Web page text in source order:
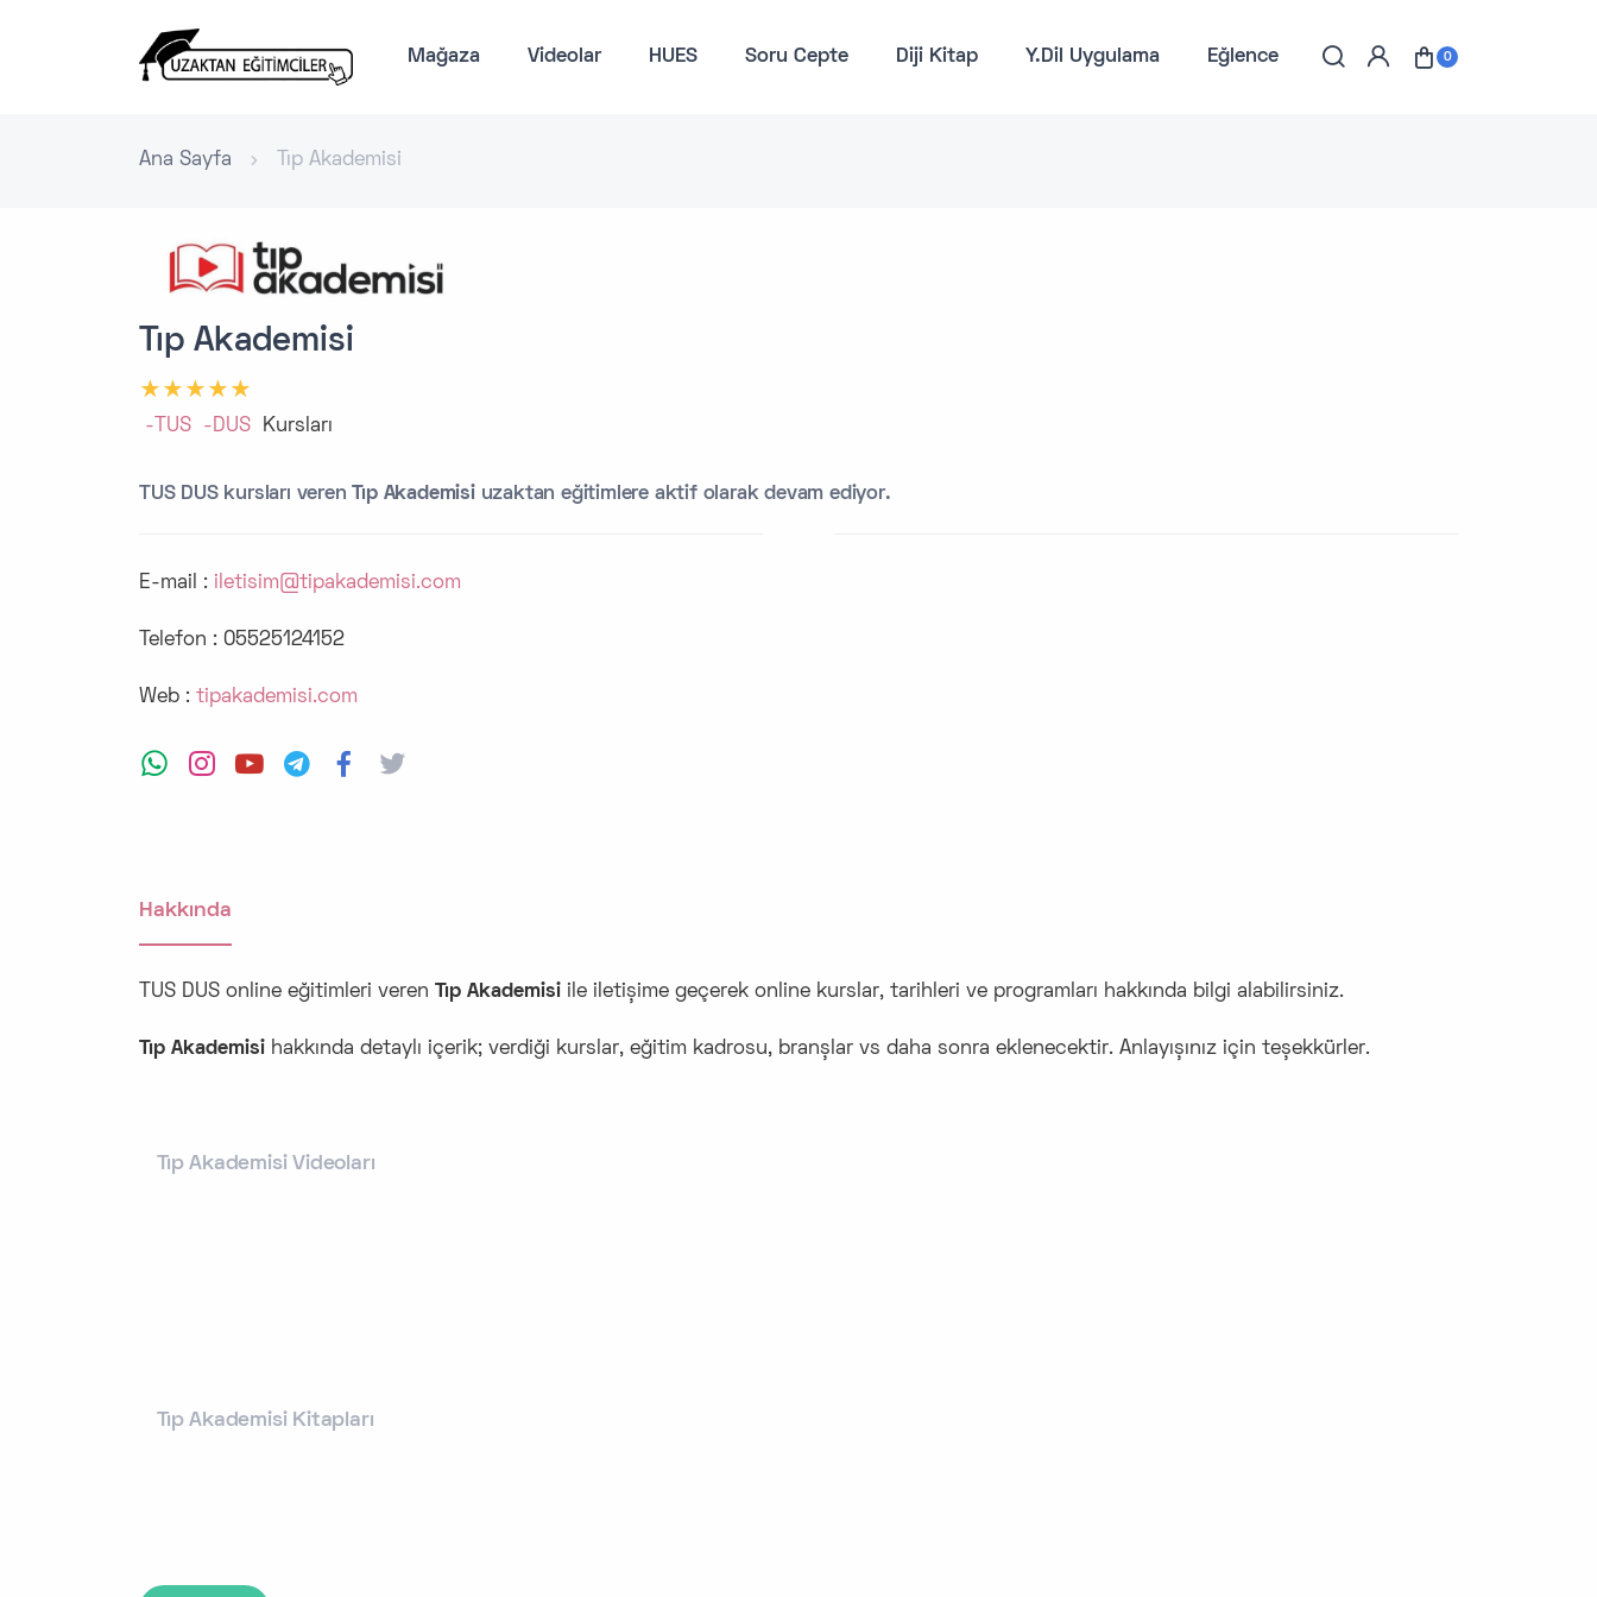
Mağaza Videolar HUES Soru Cepte Diji Kitap Y.Dil Uygulama Eğlence 0
Ana Sayfa Tıp Akademisi
Tıp Akademisi
-TUS -DUS Kursları
TUS DUS kursları veren Tıp Akademisi uzaktan eğitimlere aktif olarak devam ediyor.
E-mail : iletisim@tipakademisi.com
Telefon : 05525124152
Web : tipakademisi.com
Hakkında
TUS DUS online eğitimleri veren Tıp Akademisi ile iletişime geçerek online kurslar, tarihleri ve programları hakkında bilgi alabilirsiniz.
Tıp Akademisi hakkında detaylı içerik; verdiği kurslar, eğitim kadrosu, branşlar vs daha sonra eklenecektir. Anlayışınız için teşekkürler.
Tıp Akademisi Videoları
Tıp Akademisi Kitapları